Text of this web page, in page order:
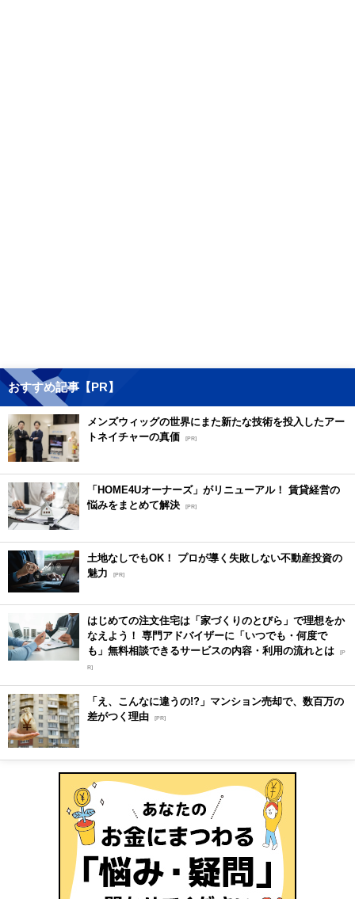
おすすめ記事【PR】
メンズウィッグの世界にまた新たな技術を投入したアー
トネイチャーの真価
[PR]
「HOME4Uオーナーズ」がリニューアル！ 賃貸経営の
悩みをまとめて解決 [PR]
土地なしでもOK！ プロが導く失敗しない不動産投資の
魅力
[PR]
はじめての注文住宅は「家づくりのとびら」で理想をか
なえよう！ 専門アドバイザーに「いつでも・何度で
も」無料相談できるサービスの内容・利用の流れとは [P
R]
「え、こんなに違うの!?」マンション売却で、数百万の
差がつく理由 [PR]